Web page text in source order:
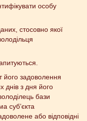
особу
стосовно якої
його задоволення
днів з дня його
бази
суб’єкта
або відповідні